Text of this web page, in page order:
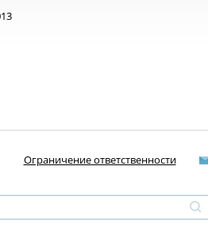
Ограничение ответственности